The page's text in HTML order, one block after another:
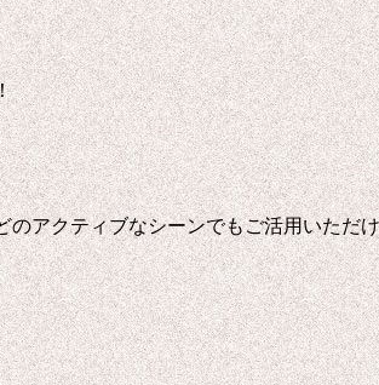
アクティブなシーンでもご活用いただ